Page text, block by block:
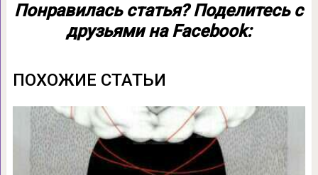
Понравилась статья? Поделитесь с
друзьями на Facebook:
ПОХОЖИЕ СТАТЬИ